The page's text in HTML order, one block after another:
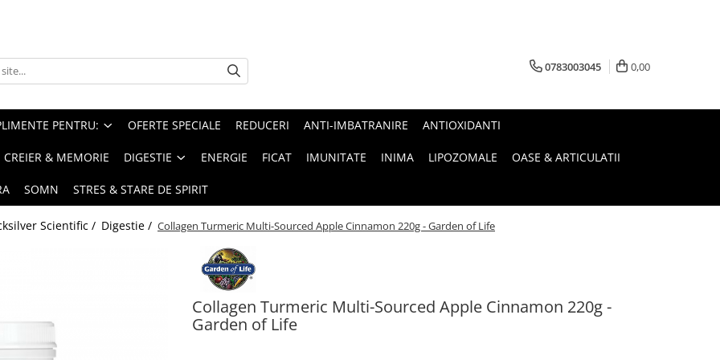
0783003045 0,00
PENTRU: OFERTE SPECIALE REDUCERI ANTI-IMBATRANIRE ANTIOXIDANTI
CREIER & MEMORIE DIGESTIE ENERGIE FICAT IMUNITATE INIMA LIPOZOMALE OASE & ARTICULATII
SOMN STRES & STARE DE SPIRIT
Scientific / Digestie / Collagen Turmeric Multi-Sourced Apple Cinnamon 220g - Garden of Life
Collagen Turmeric Multi-Sourced Apple Cinnamon 220g -
Garden of Life